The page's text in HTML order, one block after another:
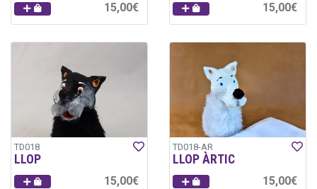
15,00€ 15,00€
TD018
LLOP
15,00€
TD018-AR
LLOP ÀRTIC
15,00€